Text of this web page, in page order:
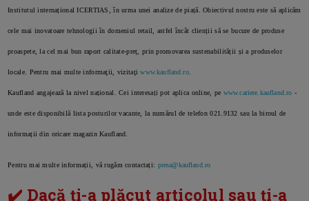
Institutul internațional ICERTIAS, în urma unei analize de piață. Obiectivul nostru este să aplicăm
cele mai inovatoare tehnologii în domeniul retail, astfel încât clienții să se bucure de produse
proaspete, la cel mai bun raport calitate-preț, prin promovarea sustenabilității și a produselor
locale. Pentru mai multe informaţii, vizitaţiwww.kaufland.ro.
Kaufland angajează la nivel național. Cei interesați pot aplica online, pe www.cariere.kaufland.ro -
unde este disponibilă lista posturilor vacante, la numărul de telefon 021.9132 sau la biroul de
informații din oricare magazin Kaufland.
Pentru mai multe informații, vă rugăm contactați: presa@kaufland.ro
✔️ Dacă ți-a plăcut articolul sau ți-a